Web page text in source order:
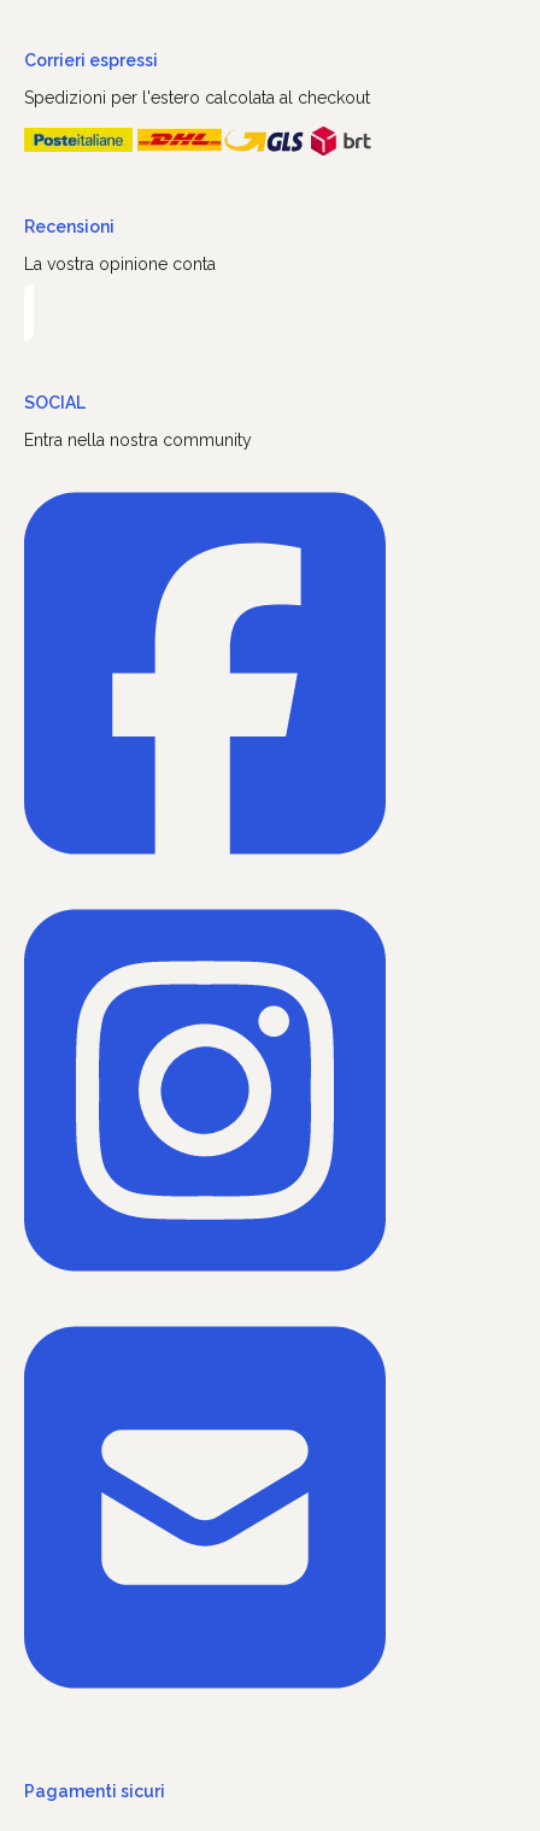
Corrieri espressi
Spedizioni per l'estero calcolata al checkout
Recensioni
La vostra opinione conta
SOCIAL
Entra nella nostra community
Pagamenti sicuri